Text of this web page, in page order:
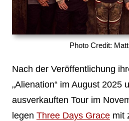
Photo Credit:
Nach der Veröffentlichung
„Alienation“ im August 2025
ausverkauften Tour im
legen Three Days Gracemit